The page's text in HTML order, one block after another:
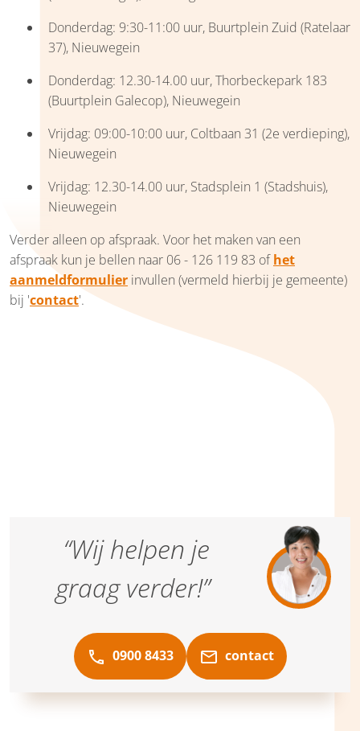
Donderdag: 9:30-11:00 uur, Buurtplein Zuid (Ratelaar
37), Nieuwegein
Donderdag: 12.30-14.00 uur, Thorbeckepark 183
(Buurtplein Galecop), Nieuwegein
Vrijdag: 09:00-10:00 uur, Coltbaan 31 (2e verdieping),
Nieuwegein
Vrijdag: 12.30-14.00 uur, Stadsplein 1 (Stadshuis),
Nieuwegein
Verder alleen op afspraak. Voor het maken van een
afspraak kun je bellen naar 06 - 126 119 83 ofhet
aanmeldformulier invullen (vermeld hierbij je gemeente)
bij 'contact'.
“Wij helpen je
graag verder!”
0900 8433 contact